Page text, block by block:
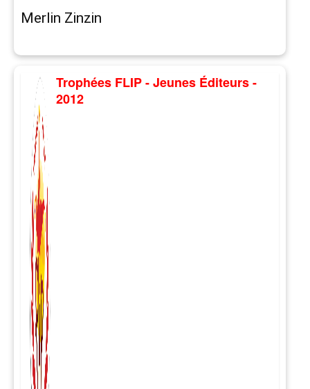
Merlin Zinzin
Trophées FLIP - Jeunes Éditeurs -
2012